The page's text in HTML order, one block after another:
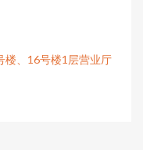
楼、16号楼1层营业厅